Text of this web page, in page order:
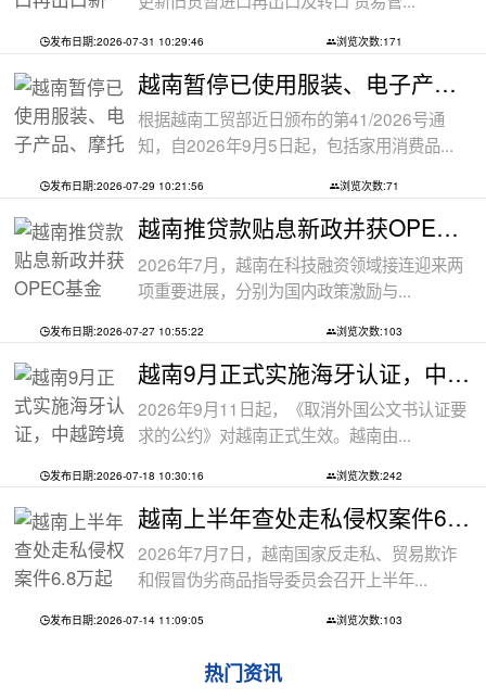
发布日期:2026-07-31 10:29:46 浏览次数:171
越南暂停已使用服装、电子产品、摩托车
根据越南工贸部近日颁布的第41/2026号通
知，自2026年9月5日起，包括家用消费品...
发布日期:2026-07-29 10:21:56 浏览次数:71
越南推贷款贴息新政并获OPEC基金5000万美
2026年7月，越南在科技融资领域接连迎来两
项重要进展，分别为国内政策激励与...
发布日期:2026-07-27 10:55:22 浏览次数:103
越南9月正式实施海牙认证，中越跨境文件
2026年9月11日起，《取消外国公文书认证要
求的公约》对越南正式生效。越南由...
发布日期:2026-07-18 10:30:16 浏览次数:242
越南上半年查处走私侵权案件6.8万起
2026年7月7日，越南国家反走私、贸易欺诈
和假冒伪劣商品指导委员会召开上半年...
发布日期:2026-07-14 11:09:05 浏览次数:103
热门资讯